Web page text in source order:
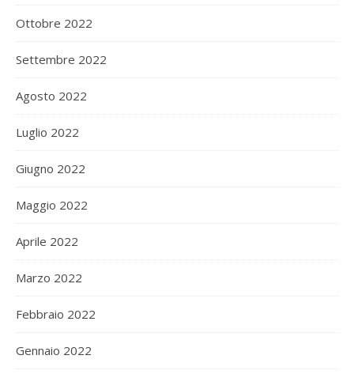
Ottobre 2022
Settembre 2022
Agosto 2022
Luglio 2022
Giugno 2022
Maggio 2022
Aprile 2022
Marzo 2022
Febbraio 2022
Gennaio 2022